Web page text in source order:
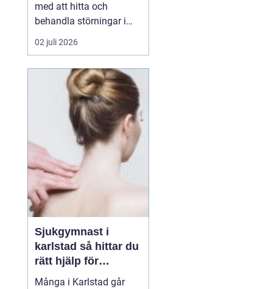
med att hitta och
behandla störningar i
kroppens leder, muskler
och nervsystem. Målet
smärta, bättre rörlighet
och en vardag som
fungerar igen.
Kiropraktik passar
många som kämpar
med återkommande
ryggont...
02 juli 2026
Sjukgymnast i
karlstad så hittar du
rätt hjälp för
kroppen
Många i Karlstad går